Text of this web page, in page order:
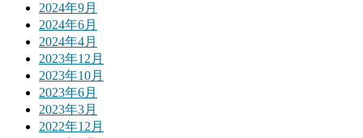
2024年9月
2024年6月
2024年4月
2023年12月
2023年10月
2023年6月
2023年3月
2022年12月